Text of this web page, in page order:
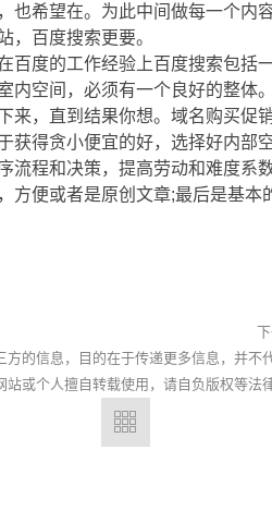
也希望在。为此中间做每一个内
，百度搜索更要。
百度的工作经验上百度搜索包括
内空间，必须有一个良好的整体
来，直到结果你想。域名购买促
获得贪小便宜的好，选择好内部
流程和决策，提高劳动和难度系
方便或者是原创文章;最后是基
下
的信息，目的在于传递更多信息，并
或个人擅自转载使用，请自负版权等法